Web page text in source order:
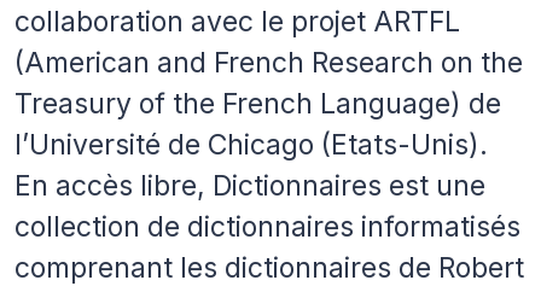
collaboration avec le projet ARTFL
(American and French Research on the
Treasury of the French Language) de
l’Université de Chicago (Etats-Unis).
En accès libre, Dictionnaires est une
collection de dictionnaires informatisés
comprenant les dictionnaires de Robert